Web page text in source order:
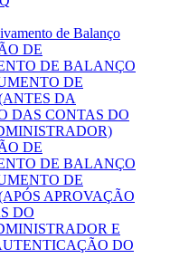
de Balanço
DE
DE BALANÇO
DE
DA
DAS CONTAS DO
DE
DE BALANÇO
DE
APROVAÇÃO
DO
E
DO